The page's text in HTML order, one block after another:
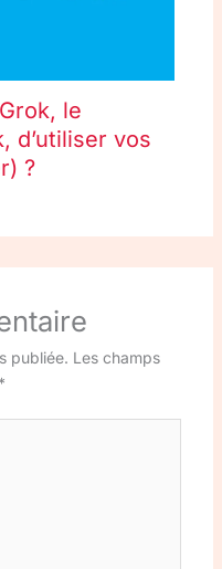
le
d’utiliser vos
?
publiée. Les champs
*